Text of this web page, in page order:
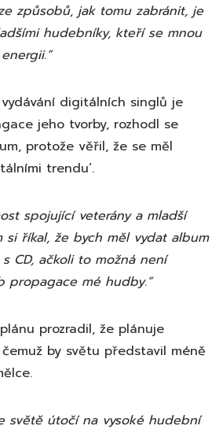
způsobů, jak tomu zabránit, je
hudebníky, kteří se mnou
digitálních singlů je
jeho tvorby, rozhodl se
protože věřil, že se měl
trendu’.
spojující veterány a mladší
si říkal, že bych měl vydat album
CD, ačkoli to možná není
propagace mé hudby.“
prozradil, že plánuje
by světu představil méně
světě útočí na vysoké hudební